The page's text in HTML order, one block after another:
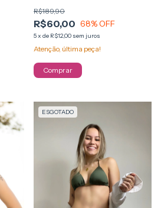
R$60,00
R$189,90
68% OFF
5x de R$12,00 sem juros
Atenção, última peça!
Comprar
ESGOTADO